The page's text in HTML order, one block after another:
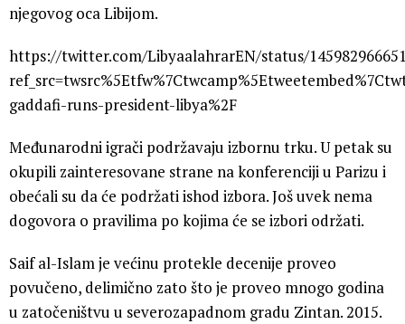
njegovog oca Libijom.
https://twitter.com/LibyaalahrarEN/status/
gaddafi-runs-president-libya%2F
Međunarodni igrači podržavaju izbornu trku. U petak su
okupili zainteresovane strane na konferenciji u Parizu i
obećali su da će podržati ishod izbora. Još uvek nema
dogovora o pravilima po kojima će se izbori održati.
Saif al-Islam je većinu protekle decenije proveo
povučeno, delimično zato što je proveo mnogo godina
u zatočeništvu u severozapadnom gradu Zintan. 2015.